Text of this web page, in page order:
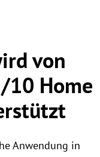
von
10 Home
Anwendung in